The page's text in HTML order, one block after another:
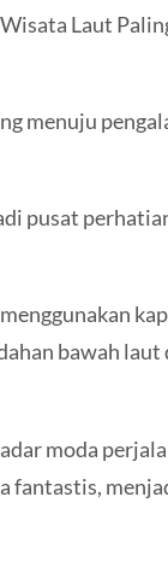
Laut
menuju
pusat
bawah laut
moda
fantastis,